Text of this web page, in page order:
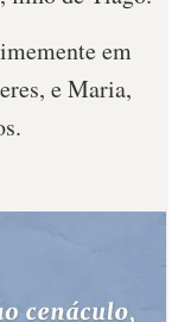
em
e Maria,